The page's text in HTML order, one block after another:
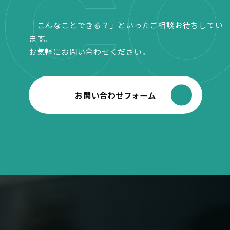
「こんなことできる？」といったご相談お待ちしてい
ます。
お気軽にお問い合わせください。
お問い合わせフォーム